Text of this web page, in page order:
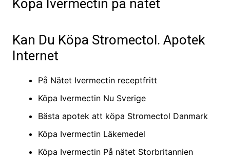
Köpa Ivermectin på nätet
Kan Du Köpa Stromectol. Apotek
Internet
På Nätet Ivermectin receptfritt
Köpa Ivermectin Nu Sverige
Bästa apotek att köpa Stromectol Danmark
Köpa Ivermectin Läkemedel
Köpa Ivermectin På nätet Storbritannien